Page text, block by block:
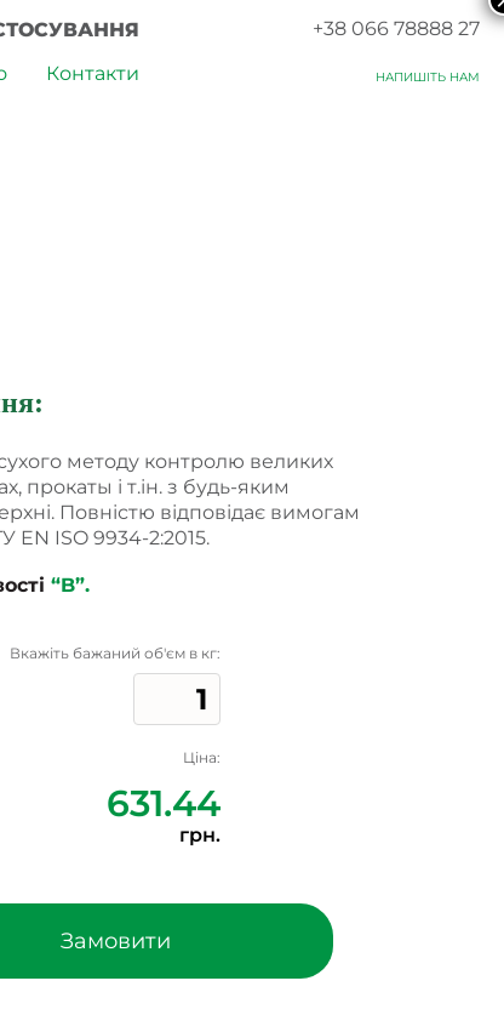
Контакти
+38 066 78888 27
НАПИШІТЬ НАМ
методу контролю великих
прокаты і т.ін. з будь-яким
Повністю відповідає вимогам
EN ISO 9934-2:2015.
“B”.
Вкажіть бажаний об'єм в кг:
Ціна:
631.44
грн.
Замовити